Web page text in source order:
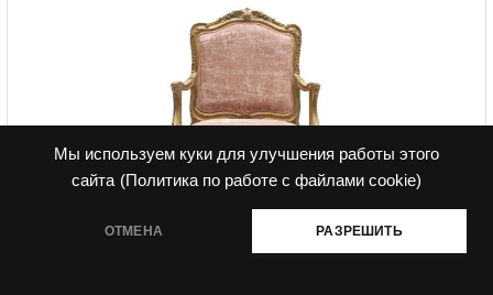
Мы используем куки для улучшения работы этого
сайта (Политика по работе с файлами cookie)
ОТМЕНА РАЗРЕШИТЬ